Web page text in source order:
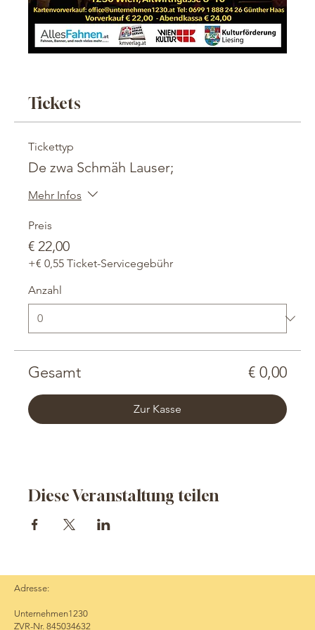
Tickets
Tickettyp
De zwa Schmäh Lauser;
Mehr Infos
Preis
€ 22,00
+€ 0,55 Ticket-Servicegebühr
Anzahl
Gesamt € 0,00
Zur Kasse
Diese Veranstaltung teilen
Adresse:
Unternehmen1230
ZVR-Nr. 845034632